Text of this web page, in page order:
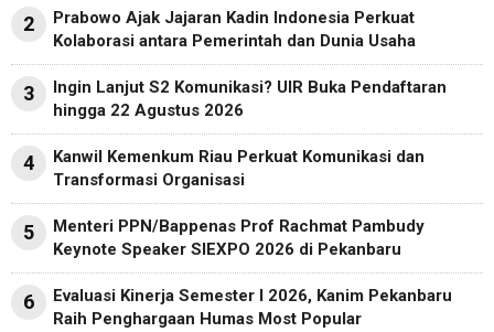
2
Prabowo Ajak Jajaran Kadin Indonesia Perkuat
Kolaborasi antara Pemerintah dan Dunia Usaha
3
Ingin Lanjut S2 Komunikasi? UIR Buka Pendaftaran
hingga 22 Agustus 2026
4
Kanwil Kemenkum Riau Perkuat Komunikasi dan
Transformasi Organisasi
5
Menteri PPN/Bappenas Prof Rachmat Pambudy
Keynote Speaker SIEXPO 2026 di Pekanbaru
6
Evaluasi Kinerja Semester I 2026, Kanim Pekanbaru
Raih Penghargaan Humas Most Popular